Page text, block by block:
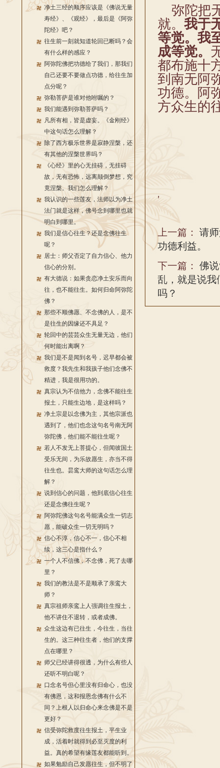
净土三经的顺序应该是《佛说无量
寿经》、《观经》，最后是《阿弥
陀经》吧？
往生前一刻就知道轮回已断吗？会
有什么样的感应？
阿弥陀佛把功德给了我们，那我们
自己还要不要做点功德，给往生加
点分呢？
弥勒菩萨是谁对他咐嘱的？
我们能遇到弥勒菩萨吗？
凡所有相，皆是虚妄。《金刚经》
中这句话怎么理解？
除了西方极乐世界是寂静涅槃，还
有其他的涅槃世界吗？
《心经》里的心无挂碍，无挂碍
故，无有恐怖，远离颠倒梦想，究
竟涅槃。我们怎么理解？
我认识的一些莲友，法师以为净土
法门就是这样，佛号念到哪里也就
明白到哪里。
我们是信心往生？还是念佛往生
呢？
居士：师父否定了自力信心、他力
信心的分别。
有大德说：如果贪恋净土安乐而向
往，也不能往生。如何归命阿弥陀
佛？
那些不顺佛愿、不念佛的人，是不
是往生的因缘还不具足？
轮回中的芸芸众生无量无边，他们
何时能出离啊？
我们是不是闻到名号，迟早都会被
救度？我先生和我孩子他们念佛不
精进，我是很用功的。
真宗认为不信他力，念佛不能往生
报土，只能生边地，是这样吗？
净土宗是以念佛为主，其他宗派也
遇到了，他们也念这句名号南无阿
弥陀佛，他们能不能往生呢？
若人不发无上菩提心，但闻彼国土
受乐无间，为乐故愿生，亦当不得
往生也。昙鸾大师的这句话怎么理
解？
说到信心的问题，他到底信心往生
还是念佛往生呢？
阿弥陀佛这句名号能满众生一切志
愿，能破众生一切无明吗？
信心不淳，信心不一，信心不相
续，这三心是指什么？
一个人不信佛，不念佛，死了去哪
里？
我们的教法是不是顺承了亲鸾大
师？
真宗祖师亲鸾上人强调往生报土，
他不讲住不退转，或者成佛。
众生这边有已往生，今往生，当往
生的。这三种往生者，他们的支撑
点在哪里？
师父已经讲得很透，为什么有些人
还听不明白呢？
口念名号但心里没有归命心，也没
有佛恩，这和报恩念佛有什么不
同？上根人以归命心来念佛是不是
更好？
信受弥陀救度往生报土，平生业
成，活着时就得到必至灭度的利
益。真的希望有缘莲友都能听到。
如果勉励自己发愿往生，但不明了
弥陀把
就。 我于
等觉。我
成等觉。
都布施十
到南无阿
功德。阿
方众生的
'
上一篇： 请
功德利益。
下一篇： 佛
乱，就是说我
吗？